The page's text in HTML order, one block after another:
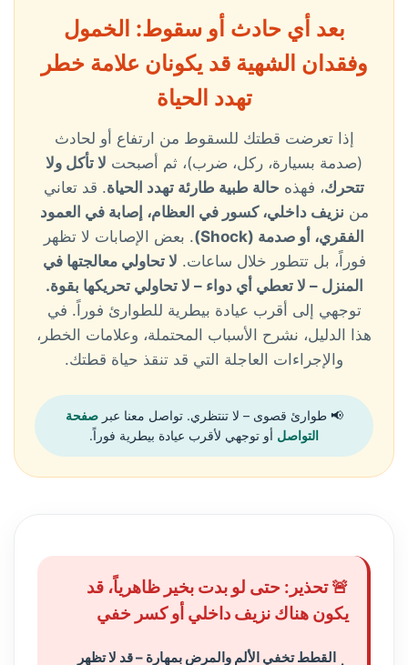
بعد أي حادث أو سقوط: الخمول
وفقدان الشهية قد يكونان علامة خطر
تهدد الحياة
إذا تعرضت قطتك للسقوط من ارتفاع أو لحادث
(صدمة بسيارة، ركل، ضرب)، ثم أصبحت لا تأكل ولا
تتحرك، فهذه حالة طبية طارئة تهدد الحياة. قد تعاني
من نزيف داخلي، كسور في العظام، إصابة في العمود
الفقري، أو صدمة (Shock)
. بعض الإصابات لا تظهر
فوراً، بل تتطور خلال ساعات. لا تحاولي معالجتها في
المنزل – لا تعطي أي دواء – لا تحاولي تحريكها بقوة.
توجهي إلى أقرب عيادة بيطرية للطوارئ فوراً. في
هذا الدليل، نشرح الأسباب المحتملة، وعلامات الخطر،
والإجراءات العاجلة التي قد تنقذ حياة قطتك.
📢 طوارئ قصوى – لا تنتظري. تواصل معنا عبرصفحة
التواصل أو توجهي لأقرب عيادة بيطرية فوراً.
🚨 تحذير: حتى لو بدت بخير ظاهرياً، قد
يكون هناك نزيف داخلي أو كسر خفي
القطط تخفي الألم والمرض بمهارة – قد لا تظهر